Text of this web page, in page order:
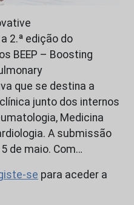
2.ª edição do
BEEP – Boosting
que se destina a
junto dos internos
Medicina
A submissão
de maio. Com…
se para aceder a